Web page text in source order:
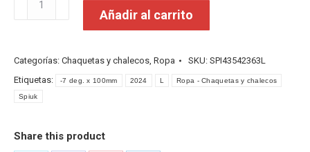
Transparente
L
cantidad
Añadir al carrito
Categorías: Chaquetas y chalecos Ropa SKU: SPI43542363L
Etiquetas:
-7 deg. x 100mm 2024 L Ropa - Chaquetas y chalecos
Spiuk
Share this product